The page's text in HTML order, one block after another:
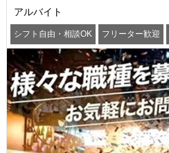
アルバイト
シフト自由・相談OK フリーター歓迎
髪型・髪色自由 交通費支給